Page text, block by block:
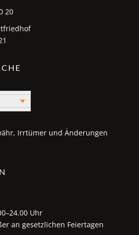
20
Irrtümer und Änderungen
Uhr
an gesetzlichen Feiertagen